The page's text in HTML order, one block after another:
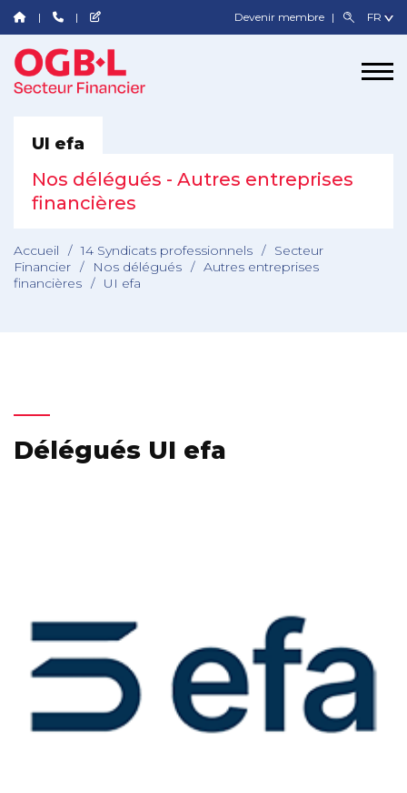
Devenir membre
UI efa
Nos délégués - Autres entreprises
financières
Accueil / 14 Syndicats professionnels /
Secteur
Financier / Nos délégués / Autres entreprises
financières / UI efa
Délégués UI efa